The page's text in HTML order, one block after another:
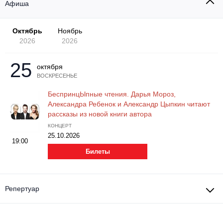
Поп и эстрада
Альтернатива
Open-air на ВДНХ
Джаз и блюз
Этно, фолк, кантри
Творческий вечер
Драма
Музыкальный спектакль
Спектакль
Детское шоу
Детский мюзикл
Афиша
Октябрь
2026
Ноябрь
2026
25 ВОСКРЕСЕНЬЕ
октября
19:00
БеспринцЫпные чтения. Дарья Мороз,
Александра Ребенок и Александр Цыпкин читают
рассказы из новой книги автора
КОНЦЕРТ
25.10.2026
Билеты
Репертуар